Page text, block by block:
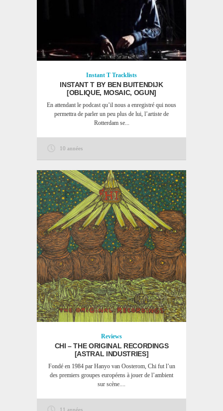
Instant T Tracklists
INSTANT T BY BEN BUITENDIJK
[OBLIQUE, MOSAIC, OGUN]
En attendant le podcast qu’il nous a enregistré qui nous
permettra de parler un peu plus de lui, l’artiste de
Rotterdam se...
10 années
Reviews
CHI – THE ORIGINAL RECORDINGS
[ASTRAL INDUSTRIES]
Fondé en 1984 par Hanyo van Oosterom, Chi fut l’un
des premiers groupes européens à jouer de l’ambient
sur scène....
11 années